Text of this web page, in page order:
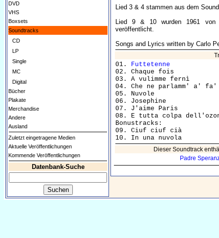
DVD
VHS
Boxsets
Soundtracks
CD
LP
Single
MC
Digital
Bücher
Plakate
Merchandise
Andere
Ausland
Zuletzt eingetragene Medien
Aktuelle Veröffentlichungen
Kommende Veröffentlichungen
Datenbank-Suche
Lied 3 & 4 stammen aus dem
Lied 9 & 10 wurden 1961
veröffentlicht.
Songs and Lyrics written by Carlo
01. Futtetenne
02. Chaque fois
03. A vulimme fernì
04. Che ne parlamm'
05. Nuvole
06. Josephine
07. J'aime Paris
08. E tutta colpa
Bonustracks:
09. Ciuf ciuf cià
Dieser Soundtrack
Padre